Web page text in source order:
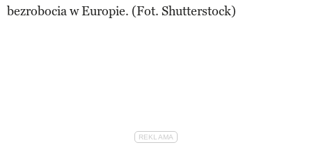
bezrobocia w Europie. (Fot. Shutterstock)